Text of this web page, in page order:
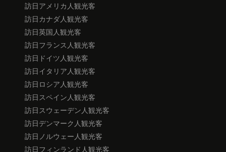
訪日アメリカ人観光客
訪日カナダ人観光客
訪日英国人観光客
訪日フランス人観光客
訪日ドイツ人観光客
訪日イタリア人観光客
訪日ロシア人観光客
訪日スペイン人観光客
訪日スウェーデン人観光客
訪日デンマーク人観光客
訪日ノルウェー人観光客
訪日フィンランド人観光客